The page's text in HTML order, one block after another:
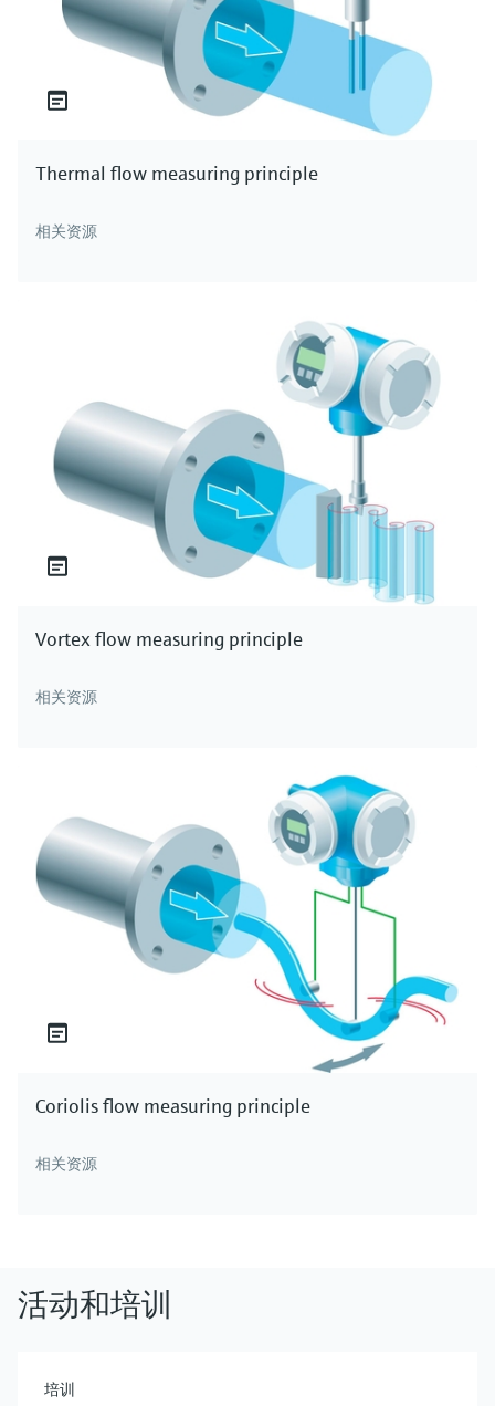
Thermal flow measuring principle
相关资源
Vortex flow measuring principle
相关资源
Coriolis flow measuring principle
相关资源
活动和培训
培训